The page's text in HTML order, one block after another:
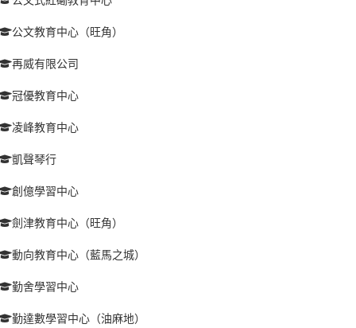
公文教育中心（旺角）
再威有限公司
冠優教育中心
凌峰教育中心
凱聲琴行
創億學習中心
劍津教育中心（旺角）
動向教育中心（藍馬之城）
勤舍學習中心
勤達數學習中心（油麻地）